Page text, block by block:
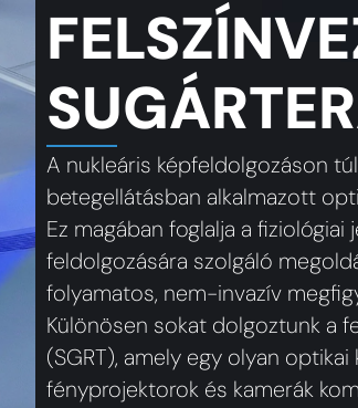
A nukleáris képfeldolgozáson
betegellátásban alkalmazott
Ez magában foglalja a
feldolgozására szolgáló
folyamatos, nem-invazív
Különösen sokat dolgoztunk a
(SGRT), amely egy olyan
fényprojektorok és kamerák